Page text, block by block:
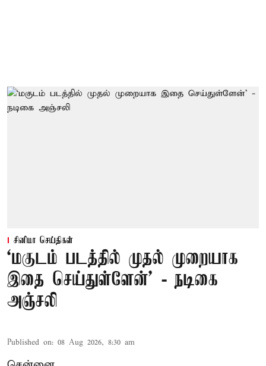
சினிமா செய்திகள்
‘மகுடம் படத்தில் முதல் முறையாக
இதை செய்துள்ளேன்’ - நடிகை
அஞ்சலி
Published on: 08 Aug 2026, 8:30 am